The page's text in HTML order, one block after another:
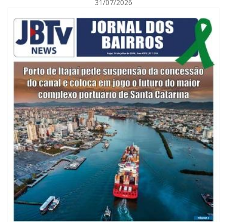
BALNEÁRIO CAMBORIÚ
31/07/2026